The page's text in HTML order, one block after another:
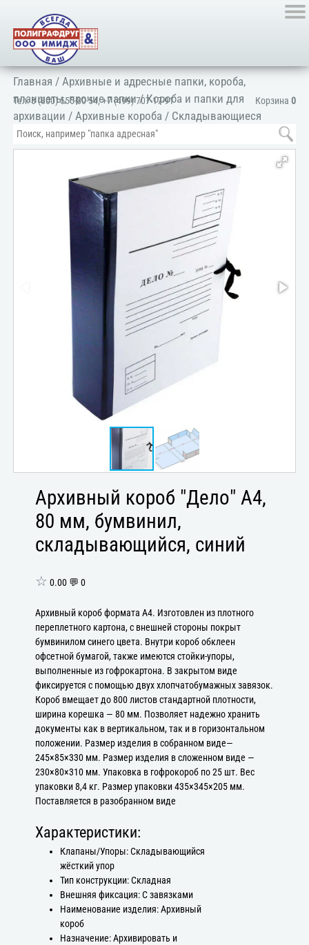
Корзина 0
Тел:8 (800) 555-80-54,+7 (499) 707-17-91
Главная /Архивные и адресные папки, короба,
планшеты, прочие папки/Короба и папки для
архивации /Архивные короба / Складывающиеся
короба/
Архивный короб "Дело" А4,
80 мм, бумвинил,
складывающийся, синий
☆ 0.00 💬 0
Архивный короб формата А4. Изготовлен из плотного
переплетного картона, с внешней стороны покрыт
бумвинилом синего цвета. Внутри короб обклеен
офсетной бумагой, также имеются стойки-упоры,
выполненные из гофрокартона. В закрытом виде
фиксируется с помощью двух хлопчатобумажных завязок.
Короб вмещает до 800 листов стандартной плотности,
ширина корешка — 80 мм. Позволяет надежно хранить
документы как в вертикальном, так и в горизонтальном
положении. Размер изделия в собранном виде—
245×85×330 мм. Размер изделия в сложенном виде —
230×80×310 мм. Упаковка в гофрокороб по 25 шт. Вес
упаковки 8,4 кг. Размер упаковки 435×345×205 мм.
Поставляется в разобранном виде
Характеристики:
Клапаны/Упоры: Складывающийся
жёсткий упор
Тип конструкции: Складная
Внешняя фиксация: С завязками
Наименование изделия: Архивный
короб
Назначение: Архивировать и